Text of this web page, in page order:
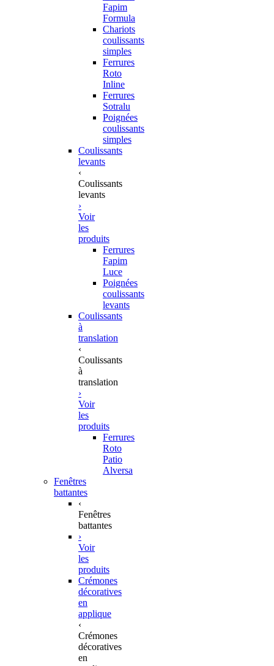
Fapim
Formula
Chariots
coulissants
simples
Ferrures
Roto
Inline
Ferrures
Sotralu
Poignées
coulissants
simples
Coulissants
levants
‹
Coulissants
levants
›
Voir
les
produits
Ferrures
Fapim
Luce
Poignées
coulissants
levants
Coulissants
à
translation
‹
Coulissants
à
translation
›
Voir
les
produits
Ferrures
Roto
Patio
Alversa
Fenêtres
battantes
‹
Fenêtres
battantes
›
Voir
les
produits
Crémones
décoratives
en
applique
‹
Crémones
décoratives
en